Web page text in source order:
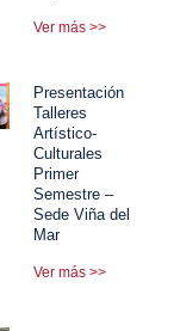
Ver más >>
Presentación
Talleres
Artístico-
Culturales
Primer
Semestre –
Sede Viña del
Mar
Ver más >>